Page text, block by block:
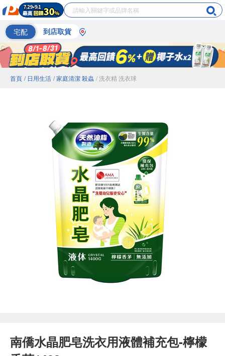
宅配 到店取貨
首頁 / 日用生活 / 家庭清潔 殺蟲 / 洗衣精 洗衣球
南僑水晶肥皂洗衣用液體補充包-檸檬